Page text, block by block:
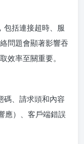
包括連接超時、服
問題會顯著影響吞
效率至關重要。
碼、請求頭和內容
應）、客戶端錯誤